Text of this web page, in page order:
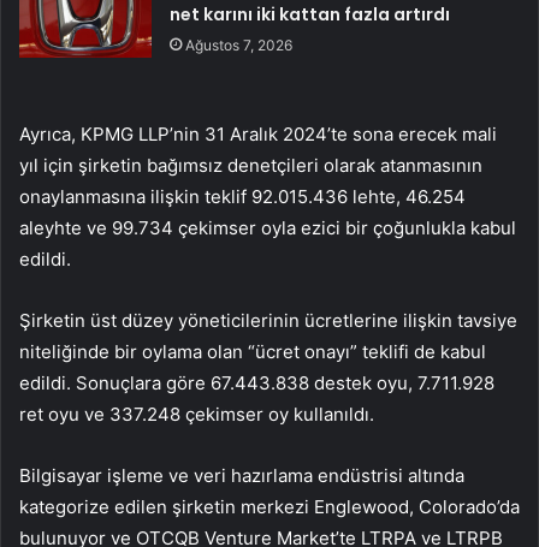
net karını iki kattan fazla artırdı
Ağustos 7, 2026
Ayrıca, KPMG LLP’nin 31 Aralık 2024’te sona erecek mali
yıl için şirketin bağımsız denetçileri olarak atanmasının
onaylanmasına ilişkin teklif 92.015.436 lehte, 46.254
aleyhte ve 99.734 çekimser oyla ezici bir çoğunlukla kabul
edildi.
Şirketin üst düzey yöneticilerinin ücretlerine ilişkin tavsiye
niteliğinde bir oylama olan “ücret onayı” teklifi de kabul
edildi. Sonuçlara göre 67.443.838 destek oyu, 7.711.928
ret oyu ve 337.248 çekimser oy kullanıldı.
Bilgisayar işleme ve veri hazırlama endüstrisi altında
kategorize edilen şirketin merkezi Englewood, Colorado’da
bulunuyor ve OTCQB Venture Market’te LTRPA ve LTRPB